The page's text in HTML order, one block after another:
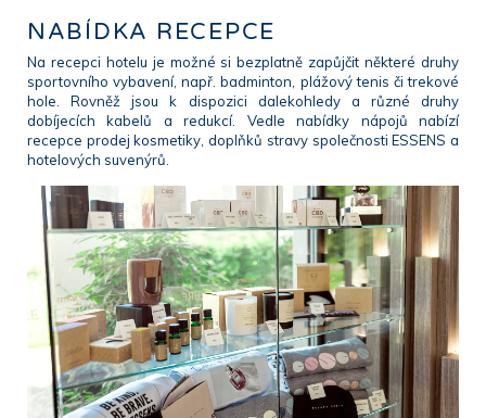
NABÍDKA RECEPCE
Na recepci hotelu je možné si bezplatně zapůjčit některé druhy
sportovního vybavení, např. badminton, plážový tenis či trekové
hole. Rovněž jsou k dispozici dalekohledy a různé druhy
dobíjecích kabelů a redukcí. Vedle nabídky nápojů nabízí
recepce prodej kosmetiky, doplňků stravy společnosti ESSENS a
hotelových suvenýrů.